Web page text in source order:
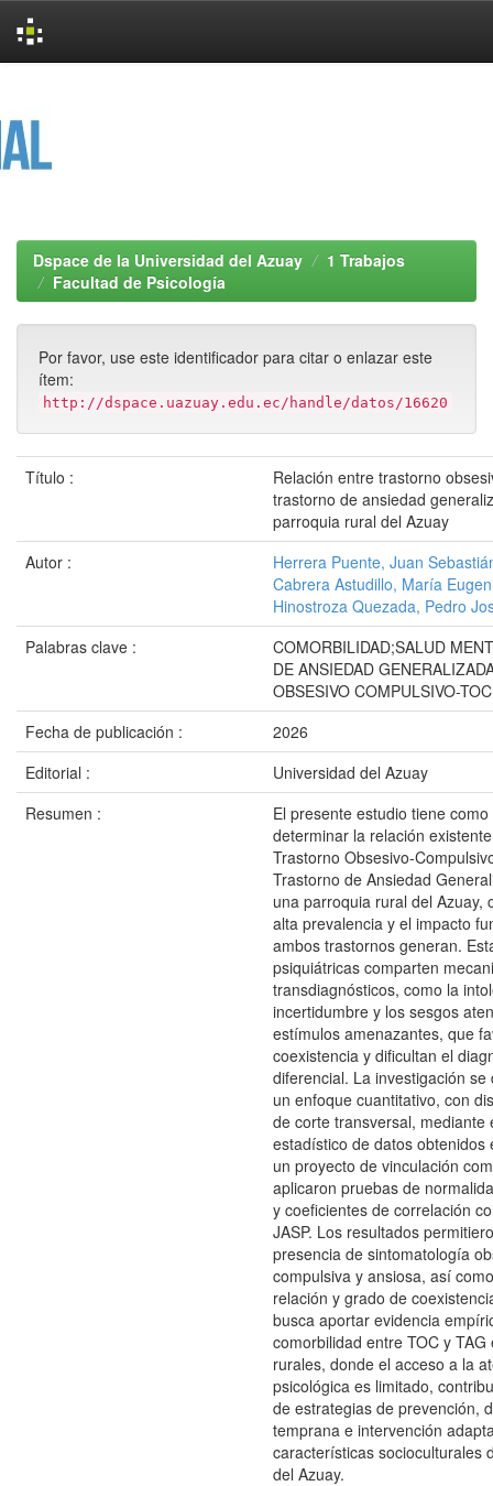
Dspace de la Universidad del Azuay
1 Trabajos
Facultad de Psicología
Por favor, use este identificador para citar o enlazar este
ítem:
http://dspace.uazuay.edu.ec/handle/datos/16620
Título :
Relación entre trastorno
trastorno de ansiedad
parroquia rural del Azuay
Autor :
Herrera Puente, Juan
Cabrera Astudillo, María
Hinostroza Quezada, Pedro
Palabras clave :
COMORBILIDAD;SALUD
DE ANSIEDAD
OBSESIVO COMPULSIVO-
Fecha de publicación :
2026
Editorial :
Universidad del Azuay
Resumen :
El presente estudio tiene
determinar la relación
Trastorno Obsesivo-
Trastorno de Ansiedad
una parroquia rural del Azuay,
alta prevalencia y el impacto
ambos trastornos generan.
psiquiátricas comparten
transdiagnósticos, como la
incertidumbre y los sesgos
estímulos amenazantes, que
coexistencia y dificultan el
diferencial. La investigación se
un enfoque cuantitativo, con
de corte transversal, mediante
estadístico de datos obtenidos
un proyecto de vinculación
aplicaron pruebas de
y coeficientes de correlación
JASP. Los resultados
presencia de sintomatología
compulsiva y ansiosa, así
relación y grado de
busca aportar evidencia
comorbilidad entre TOC y TAG
rurales, donde el acceso a la
psicológica es limitado,
de estrategias de prevención,
temprana e intervención
características socioculturales
del Azuay.